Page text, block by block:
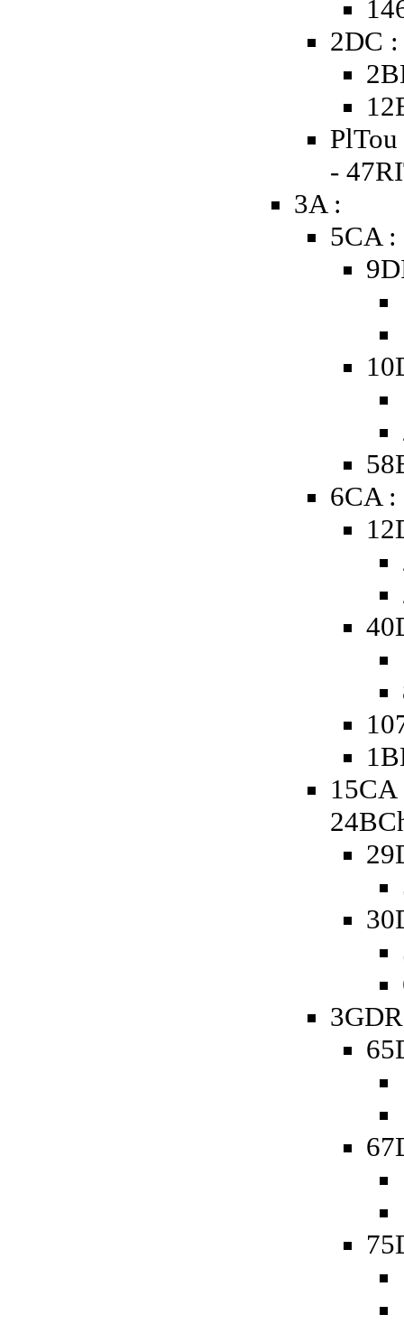
2DC :
-
3A :
5CA
6CA :